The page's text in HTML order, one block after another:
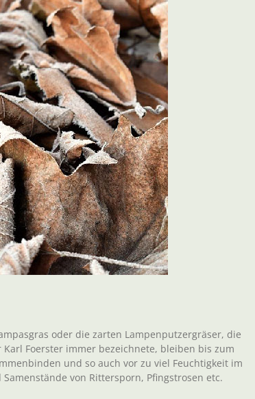
oder die zarten Lampenputzergräser, die
Foerster immer bezeichnete, bleiben bis zum
und so auch vor zu viel Feuchtigkeit im
von Rittersporn, Pfingstrosen etc.